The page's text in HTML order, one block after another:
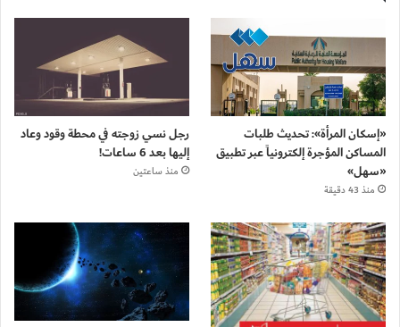
«إسكان المرأة»: تحديث طلبات
المساكن المؤجرة إلكترونياً عبر تطبيق
«سهل»
منذ 43 دقيقة
رجل نسي زوجته في محطة وقود وعاد
إليها بعد 6 ساعات!
منذ ساعتين